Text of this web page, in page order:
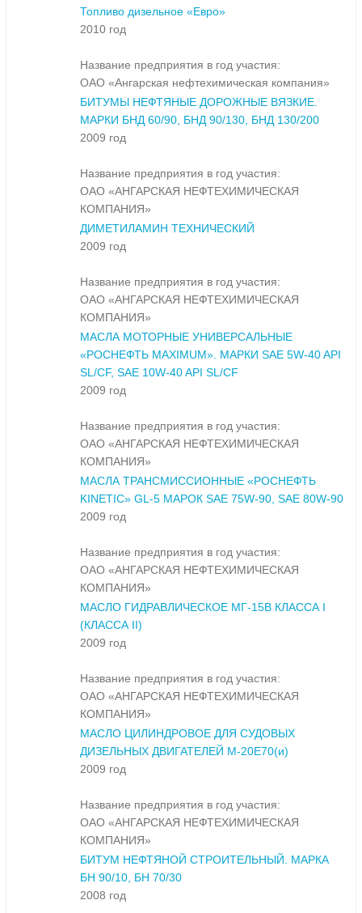
Топливо дизельное «Евро»
2010 год
Название предприятия в год участия:
ОАО «Ангарская нефтехимическая компания»
БИТУМЫ НЕФТЯНЫЕ ДОРОЖНЫЕ ВЯЗКИЕ.
МАРКИ БНД 60/90, БНД 90/130, БНД 130/200
2009 год
Название предприятия в год участия:
ОАО «АНГАРСКАЯ НЕФТЕХИМИЧЕСКАЯ
КОМПАНИЯ»
ДИМЕТИЛАМИН ТЕХНИЧЕСКИЙ
2009 год
Название предприятия в год участия:
ОАО «АНГАРСКАЯ НЕФТЕХИМИЧЕСКАЯ
КОМПАНИЯ»
МАСЛА МОТОРНЫЕ УНИВЕРСАЛЬНЫЕ
«РОСНЕФТЬ MAXIMUM». МАРКИ SAE 5W-40 API
SL/CF, SAE 10W-40 API SL/CF
2009 год
Название предприятия в год участия:
ОАО «АНГАРСКАЯ НЕФТЕХИМИЧЕСКАЯ
КОМПАНИЯ»
МАСЛА ТРАНСМИССИОННЫЕ «РОСНЕФТЬ
KINETIC» GL-5 МАРОК SAE 75W-90, SAE 80W-90
2009 год
Название предприятия в год участия:
ОАО «АНГАРСКАЯ НЕФТЕХИМИЧЕСКАЯ
КОМПАНИЯ»
МАСЛО ГИДРАВЛИЧЕСКОЕ МГ-15В КЛАССА I
(КЛАССА II)
2009 год
Название предприятия в год участия:
ОАО «АНГАРСКАЯ НЕФТЕХИМИЧЕСКАЯ
КОМПАНИЯ»
МАСЛО ЦИЛИНДРОВОЕ ДЛЯ СУДОВЫХ
ДИЗЕЛЬНЫХ ДВИГАТЕЛЕЙ М-20Е70(и)
2009 год
Название предприятия в год участия:
ОАО «АНГАРСКАЯ НЕФТЕХИМИЧЕСКАЯ
КОМПАНИЯ»
БИТУМ НЕФТЯНОЙ СТРОИТЕЛЬНЫЙ. МАРКА
БН 90/10, БН 70/30
2008 год